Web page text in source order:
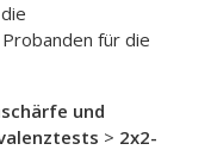
für die
und
> 2x2-